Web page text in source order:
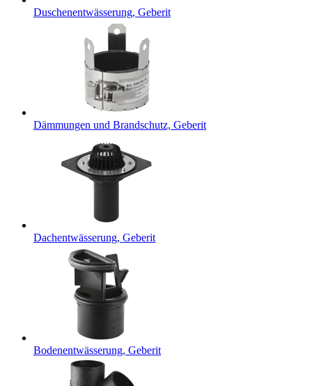
Duschenentwässerung, Geberit
Dämmungen und Brandschutz, Geberit
Dachentwässerung, Geberit
Bodenentwässerung, Geberit